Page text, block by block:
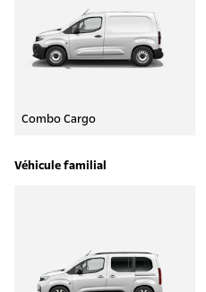
Combo Cargo
Véhicule familial